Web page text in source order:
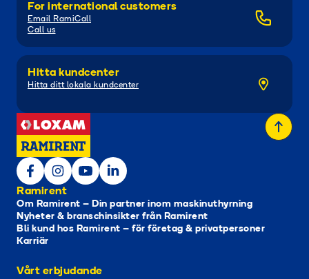
For international customers
Email RamiCall
Call us
Hitta kundcenter
Hitta ditt lokala kundcenter
Ramirent
Om Ramirent – Din partner inom maskinuthyrning
Nyheter & branschinsikter från Ramirent
Bli kund hos Ramirent – för företag & privatpersoner
Karriär
Vårt erbjudande